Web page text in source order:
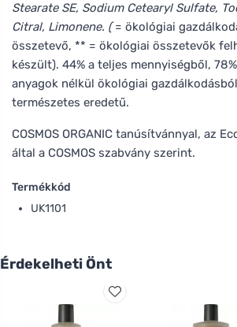
Stearate SE, Sodium Cetearyl Sulfate,
Citral, Limonene. (= ökológiai
összetevő, ** = ökológiai összetevők
készült). 44% a teljes mennyiségből,
anyagok nélkül ökológiai
természetes eredetű.
COSMOS ORGANIC tanúsítvánnyal, az
által a COSMOS szabvány szerint.
Termékkód
UK1101
Érdekelheti Önt